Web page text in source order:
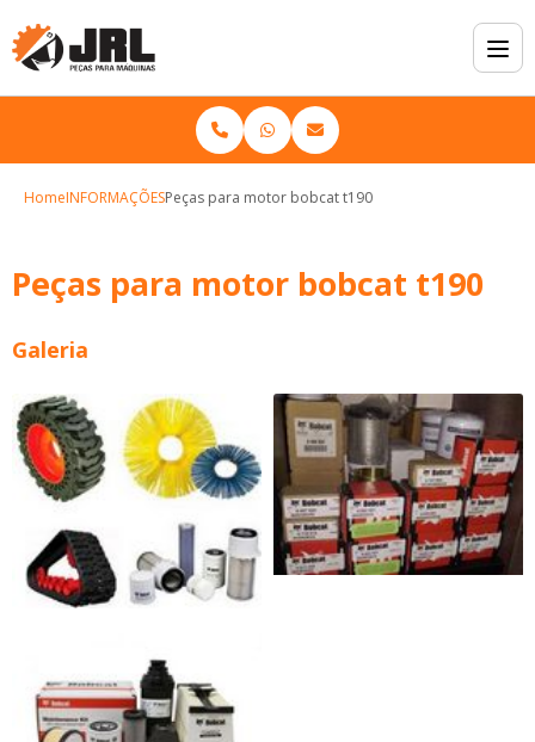
HomeINFORMAÇÕESPeças para motor bobcat t190
Peças para motor bobcat t190
Galeria